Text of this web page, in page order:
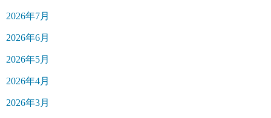
2026年7月
2026年6月
2026年5月
2026年4月
2026年3月